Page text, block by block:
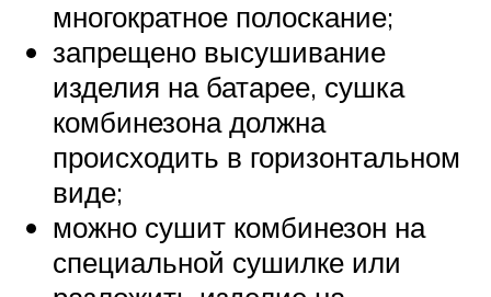
многократное полоскание;
запрещено высушивание
изделия на батарее, сушка
комбинезона должна
происходить в горизонтальном
виде;
можно сушит комбинезон на
специальной сушилке или